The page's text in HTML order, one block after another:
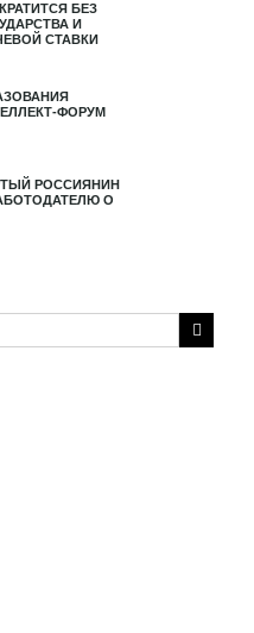
БЕЗ
И
СТАВКИ
ФОРУМ
РОССИЯНИН
О